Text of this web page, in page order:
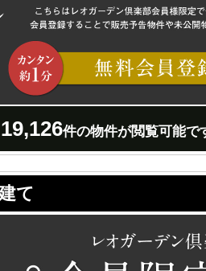
19,126件の物件が閲覧可能で
て